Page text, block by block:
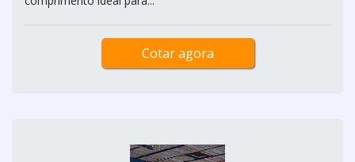
Cotar agora